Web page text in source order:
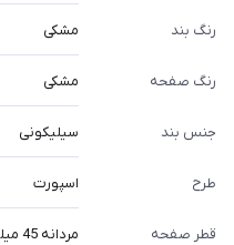
رنگ بند مشکی
رنگ صفحه مشکی
جنس بند سیلیکونی
طرح اسپورت
قطر صفحه مردانه 45 میلیمتر